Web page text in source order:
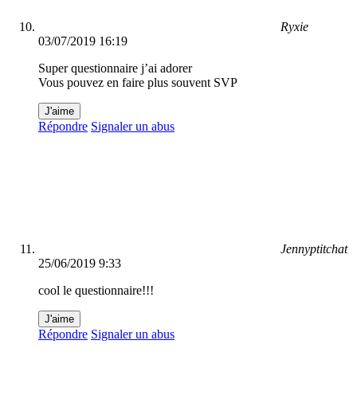
Ryxie
03/07/2019 16:19
Super questionnaire j’ai adorer
Vous pouvez en faire plus souvent SVP
J'aime
Répondre Signaler un abus
Jennyptitchat
25/06/2019 9:33
cool le questionnaire!!!
J'aime
Répondre Signaler un abus